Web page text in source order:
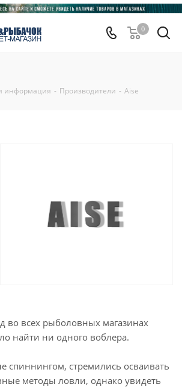
0
информация - Производители - Aise
во всех рыболовных магазинах
найти ни одного воблера.
спиннингом, стремились осваивать
методы ловли, однако увидеть